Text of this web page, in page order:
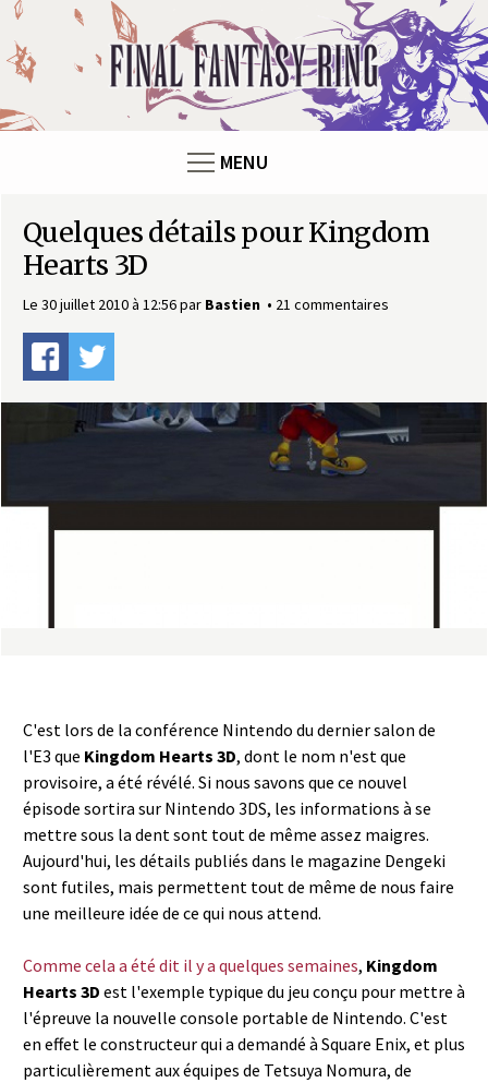
F
n
n
a
MENU
Quelques détails pour Kingdom
Hearts 3D
Le 30 juillet 2010 à 12:56par Bastien 21 commentaires
C'est lors de la conférence Nintendo du dernier salon de
l'E3 que Kingdom Hearts 3D, dont le nom n'est que
provisoire, a été révélé. Si nous savons que ce nouvel
épisode sortira sur Nintendo 3DS, les informations à se
mettre sous la dent sont tout de même assez maigres.
Aujourd'hui, les détails publiés dans le magazine Dengeki
sont futiles, mais permettent tout de même de nous faire
une meilleure idée de ce qui nous attend.
Comme cela a été dit il y a quelques semaines, Kingdom
Hearts 3D est l'exemple typique du jeu conçu pour mettre à
l'épreuve la nouvelle console portable de Nintendo. C'est
en effet le constructeur qui a demandé à Square Enix, et plus
particulièrement aux équipes de Tetsuya Nomura, de
Panneau de gestion des cookies